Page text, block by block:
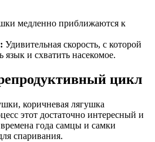
медленно приближаются к
Удивительная скорость, с которой
язык и схватить насекомое.
цикл
коричневая лягушка
этот достаточно интересный и
года самцы и самки
спаривания.